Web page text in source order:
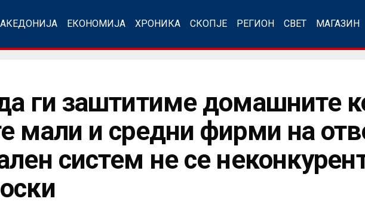
ЕКОНОМИЈА ХРОНИКА СКОПЈЕ РЕГИОН СВЕТ МАГАЗИН
ги заштитиме домашните
мали и средни фирми на
систем не се